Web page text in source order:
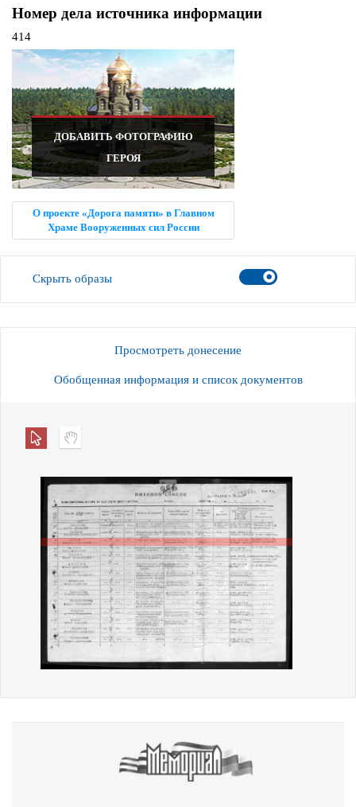
Номер дела источника информации
414
ДОБАВИТЬ ФОТОГРАФИЮ
ГЕРОЯ
О проекте «Дорога памяти» в Главном
Храме Вооруженных сил России
Скрыть образы
Просмотреть донесение
Обобщенная информация и список документов